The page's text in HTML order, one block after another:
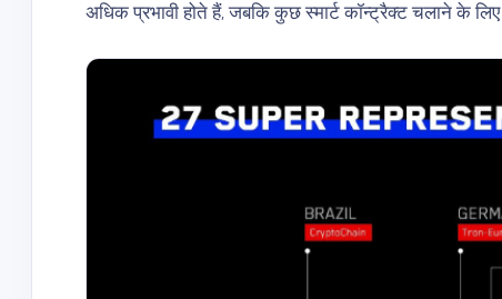
अधिक प्रभावी होते हैं, जबकि कुछ स्मार्ट कॉन्ट्रैक्ट चलाने के